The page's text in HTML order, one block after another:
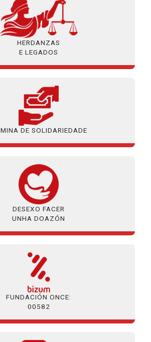
HERDANZAS
E LEGADOS
DE SOLIDARIEDADE
DESEXO FACER
UNHA DOAZÓN
FUNDACIÓN ONCE:
00582